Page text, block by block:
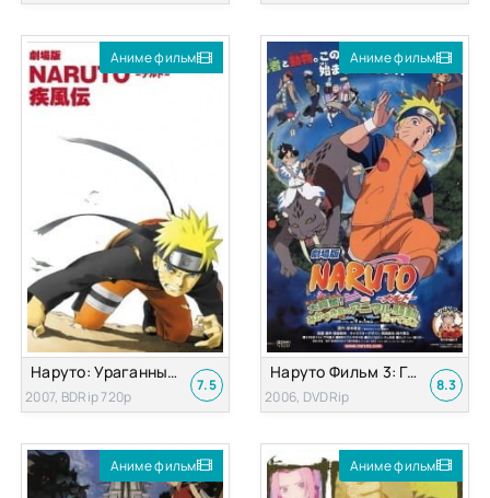
Аниме фильм
Наруто: Ураганные хроники 1 — Адепты Тёмного царства (Наруто Фильм 4)
2007, BDRip 720p
7.5
Аниме фильм
Наруто Фильм 3: Грандиозный переполох
2006, DVDRip
8.3
Аниме фильм Аниме фильм